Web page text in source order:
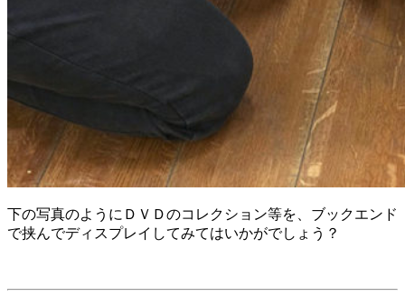
下の写真のようにＤＶＤのコレクション等を、ブックエンド
で挟んでディスプレイしてみてはいかがでしょう？